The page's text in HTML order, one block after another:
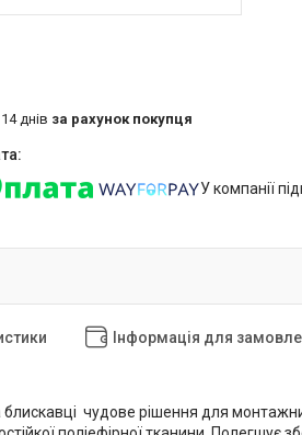
днів за рахунок покупця
У компанії
Інформація для
чудове рішення для